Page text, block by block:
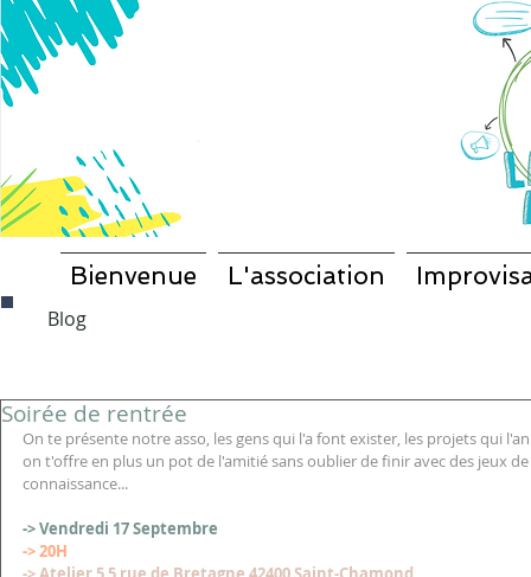
Blog
Soirée de rentrée
On te présente notre asso, les gens qui l'a font exister, les projets qui
on t'offre en plus un pot de l'amitié sans oublier de finir avec des jeux
connaissance...
-> Vendredi 17 Septembre
-> 20H
Bienvenue L'association